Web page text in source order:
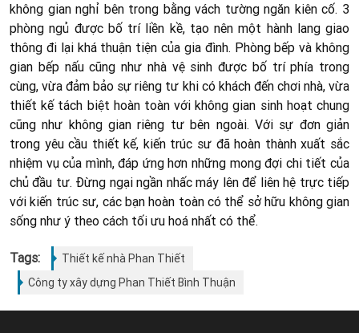
không gian nghỉ bên trong bằng vách tường ngăn kiên cố. 3
phòng ngủ được bố trí liền kề, tạo nên một hành lang giao
thông đi lại khá thuận tiện của gia đình. Phòng bếp và không
gian bếp nấu cũng như nhà vệ sinh được bố trí phía trong
cùng, vừa đảm bảo sự riêng tư khi có khách đến chơi nhà, vừa
thiết kế tách biệt hoàn toàn với không gian sinh hoạt chung
cũng như không gian riêng tư bên ngoài. Với sự đơn giản
trong yêu cầu thiết kế, kiến trúc sư đã hoàn thành xuất sắc
nhiệm vụ của mình, đáp ứng hơn những mong đợi chi tiết của
chủ đầu tư. Đừng ngại ngần nhấc máy lên để liên hệ trực tiếp
với kiến trúc sư, các bạn hoàn toàn có thể sở hữu không gian
sống như ý theo cách tối ưu hoá nhất có thể.
Tags:
Thiết kế nhà Phan Thiết
Công ty xây dựng Phan Thiết Bình Thuận